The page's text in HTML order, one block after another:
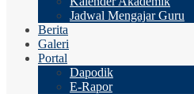
Jadwal Mengajar Guru
Berita
Galeri
Portal
Dapodik
E-Rapor